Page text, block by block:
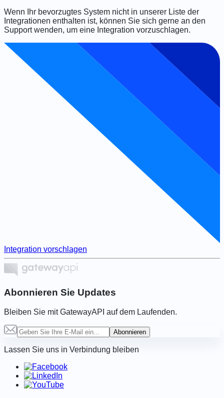
Wenn Ihr bevorzugtes System nicht in unserer Liste der
Integrationen enthalten ist, können Sie sich gerne an den
Support wenden, um eine Integration vorzuschlagen.
Integration vorschlagen
Abonnieren Sie Updates
Bleiben Sie mit GatewayAPI auf dem Laufenden.
Abonnieren
Lassen Sie uns in Verbindung bleiben